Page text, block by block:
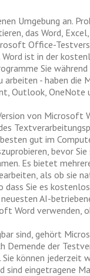
Umgebung an.
das Word,
Office-
ist in der
Sie
- haben
Outlook, OneNote
von
gut im
bevor
Es bietet
als ob sie
Sie es
AI-
Word verwenden,
sind, gehört
der
können jederzeit
sind eingetragene